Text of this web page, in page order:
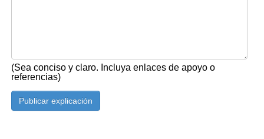
(Sea conciso y claro. Incluya enlaces de apoyo o
referencias)